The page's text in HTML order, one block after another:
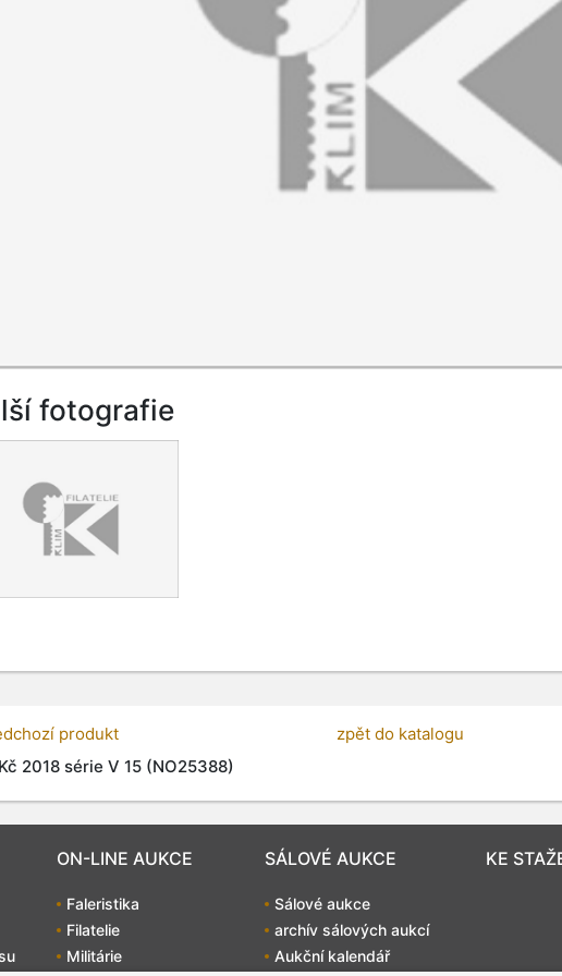
fotografie
produkt
2018 série V 15 (NO25388)
zpět do katalogu
ON-LINE AUKCE
Faleristika
Filatelie
Militárie
SÁLOVÉ AUKCE
Sálové aukce
archív sálových aukcí
Aukční kalendář
KE